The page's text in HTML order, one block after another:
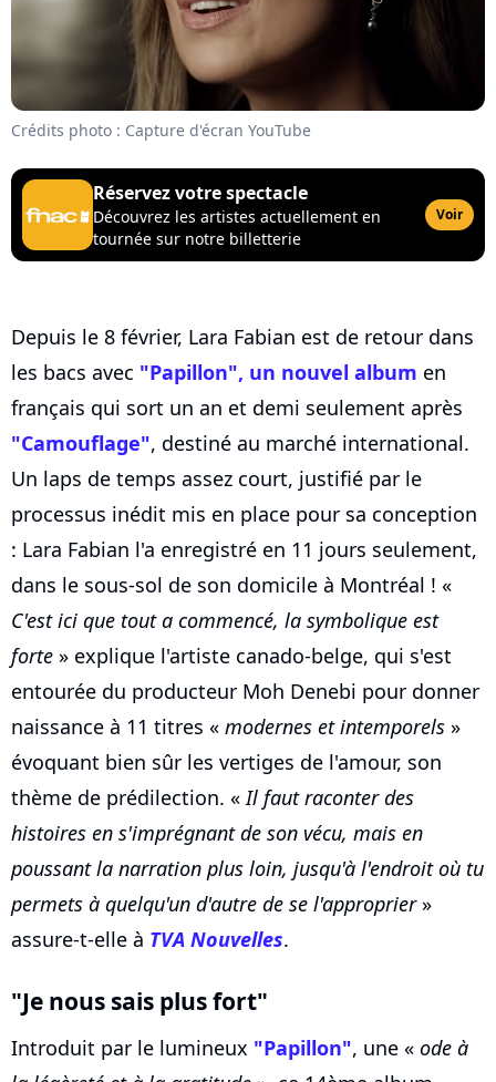
Crédits photo : Capture d'écran YouTube
Réservez votre spectacle
Découvrez les artistes actuellement en
tournée sur notre billetterie
Voir
Depuis le 8 février, Lara Fabian est de retour dans
les bacs avec "Papillon", un nouvel album en
français qui sort un an et demi seulement après
"Camouflage", destiné au marché international.
Un laps de temps assez court, justifié par le
processus inédit mis en place pour sa conception
: Lara Fabian l'a enregistré en 11 jours seulement,
dans le sous-sol de son domicile à Montréal ! «
C'est ici que tout a commencé, la symbolique est
forte » explique l'artiste canado-belge, qui s'est
entourée du producteur Moh Denebi pour donner
naissance à 11 titres « modernes et intemporels »
évoquant bien sûr les vertiges de l'amour, son
thème de prédilection. «Il faut raconter des
histoires en s'imprégnant de son vécu, mais en
poussant la narration plus loin, jusqu'à l'endroit où tu
permets à quelqu'un d'autre de se l'approprier»
assure-t-elle à TVA Nouvelles.
"Je nous sais plus fort"
Introduit par le lumineux "Papillon", une « ode à